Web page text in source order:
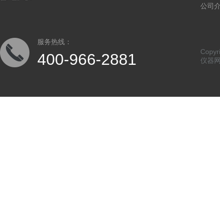
服务热线：
400-966-2881
公司
仪器